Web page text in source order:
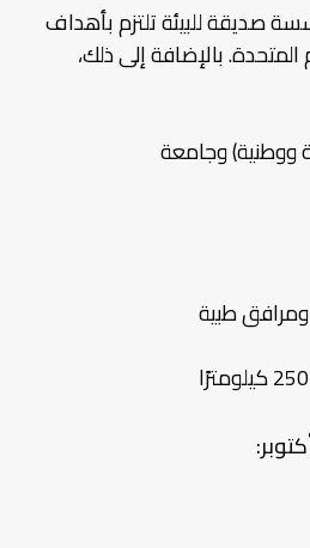
صديقة للبيئة تلتزم بأهداف
المتحدة. بالإضافة إلى ذلك،
وجامعة
طبية